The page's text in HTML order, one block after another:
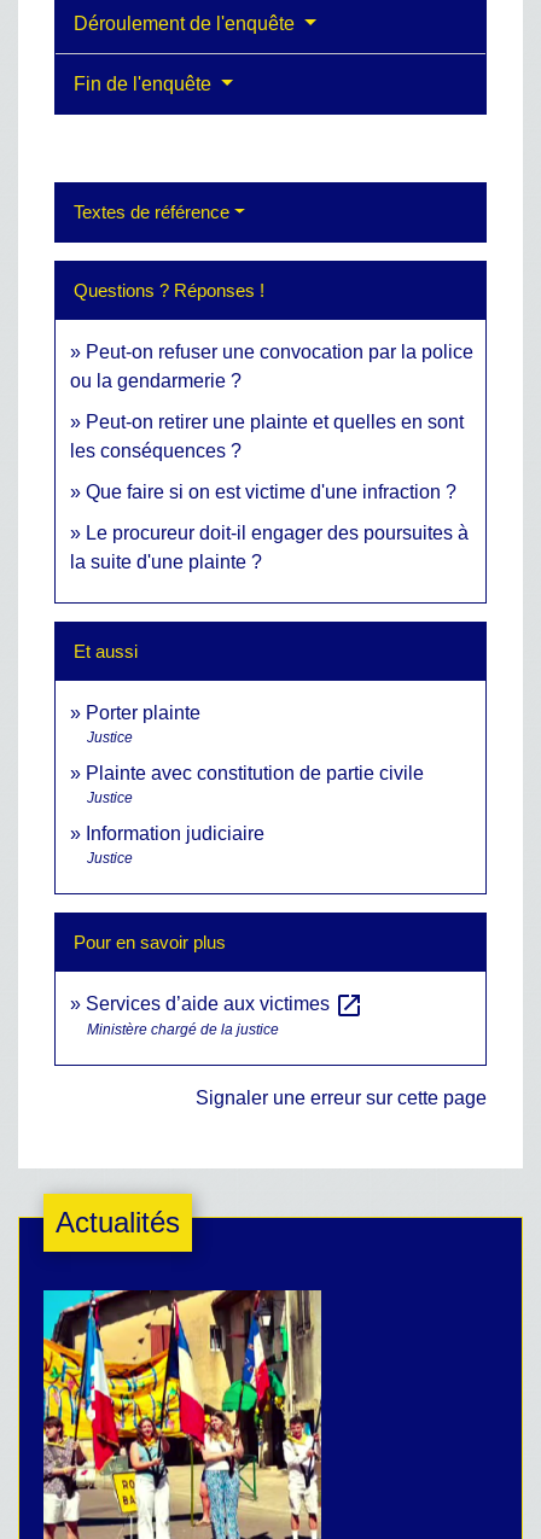
Déroulement de l'enquête
Fin de l'enquête
Textes de référence
Questions ? Réponses !
Peut-on refuser une convocation par la police
ou la gendarmerie ?
Peut-on retirer une plainte et quelles en sont
les conséquences ?
Que faire si on est victime d'une infraction ?
Le procureur doit-il engager des poursuites à
la suite d'une plainte ?
Et aussi
Porter plainte
Justice
Plainte avec constitution de partie civile
Justice
Information judiciaire
Justice
Pour en savoir plus
Services d’aide aux victimes open_in_new
Ministère chargé de la justice
Signaler une erreur sur cette page
Actualités